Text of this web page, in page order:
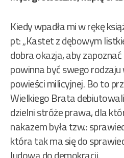
Kiedy wpadła mi w rękę
pt: „Kastet z dębowym
dobra okazja, aby
powinna być swego
powieści milicyjnej. Bo to
Wielkiego Brata
dzielni stróże prawa, dla
nakazem była tzw.:
która tak ma się do